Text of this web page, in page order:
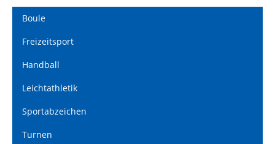
Boule
Freizeitsport
Handball
Leichtathletik
Sportabzeichen
Turnen